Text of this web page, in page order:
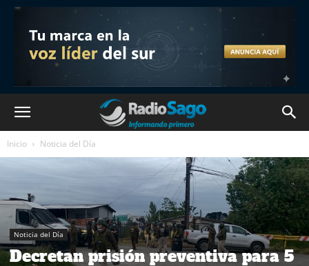
Inicio Noticia del Día
Noticia del Día
Decretan prisión preventiva para 5